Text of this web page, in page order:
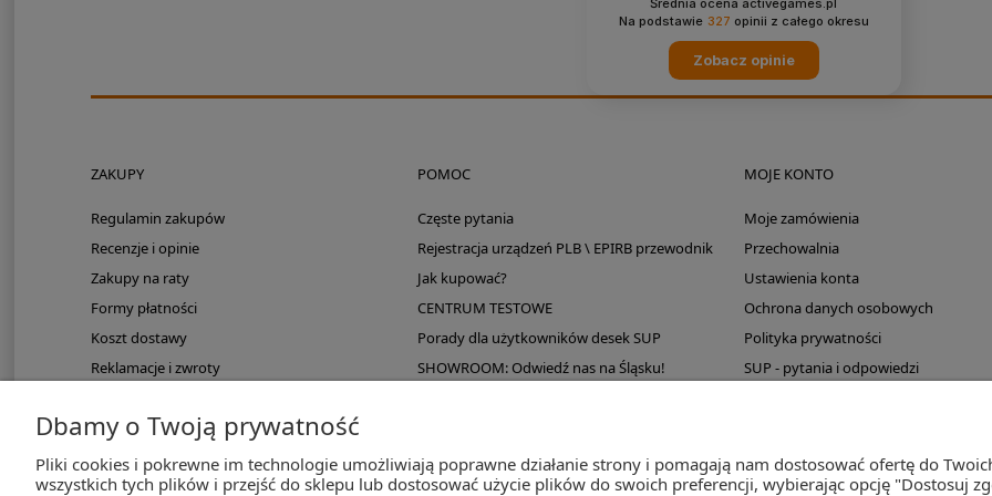
Średnia ocena activegames.pl
Na podstawie 327 opinii z całego okresu
Zobacz opinie
ZAKUPY
Regulamin zakupów
Recenzje i opinie
Zakupy na raty
Formy płatności
Koszt dostawy
Reklamacje i zwroty
PayPo odroczona płatność
POMOC
Częste pytania
Rejestracja urządzeń PLB \ EPIRB przewodnik
Jak kupować?
CENTRUM TESTOWE
Porady dla użytkowników desek SUP
SHOWROOM: Odwiedź nas na Śląsku!
MOJE KONTO
Moje zamówienia
Przechowalnia
Ustawienia konta
Ochrona danych osobowych
Polityka prywatności
SUP - pytania i odpowiedzi
Dbamy o Twoją prywatność
Pliki cookies i pokrewne im technologie umożliwiają poprawne działanie strony i pomagają nam dostosować ofertę do
wszystkich tych plików i przejść do sklepu lub dostosować użycie plików do swoich preferencji, wybierając opcję "Dostosuj